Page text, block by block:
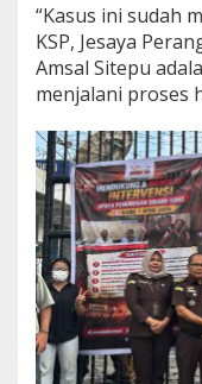
“Kasus ini sudah
KSP, Jesaya
Amsal Sitepu
menjalani proses